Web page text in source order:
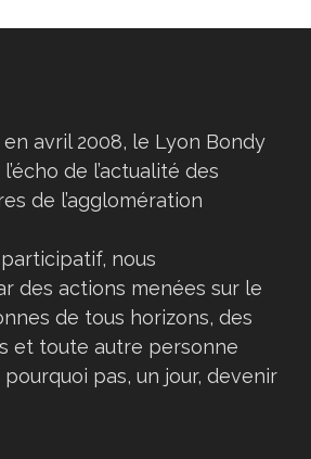
avril 2008, le Lyon Bondy
de l’actualité des
de l’agglomération
nous
des actions menées sur le
de tous horizons, des
et toute autre personne
pas, un jour, devenir